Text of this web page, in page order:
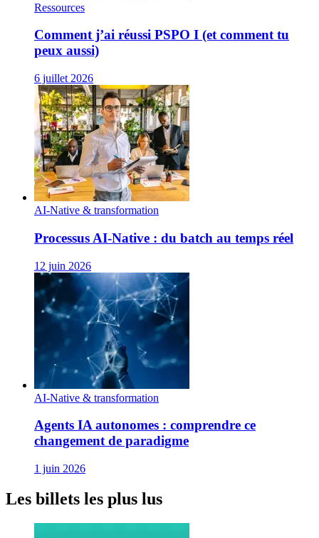
Ressources
Comment j’ai réussi PSPO I (et comment tu
peux aussi)
6 juillet 2026
AI-Native & transformation
Processus AI‑Native : du batch au temps réel
12 juin 2026
AI-Native & transformation
Agents IA autonomes : comprendre ce
changement de paradigme
1 juin 2026
Les billets les plus lus